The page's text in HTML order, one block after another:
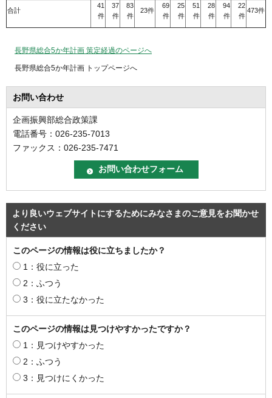
合計
41
件
37
件
83
件
23件
69
件
25
件
51
件
28
件
94
件
22
件
473件
長野県総合5か年計画 策定経過のページへ
長野県総合5か年計画 トップページへ
お問い合わせ
企画振興部総合政策課
電話番号：026-235-7013
ファックス：026-235-7471
より良いウェブサイトにするためにみなさまのご意見をお聞かせ
ください
このページの情報は役に立ちましたか？
1：役に立った
2：ふつう
3：役に立たなかった
このページの情報は見つけやすかったですか？
1：見つけやすかった
2：ふつう
3：見つけにくかった